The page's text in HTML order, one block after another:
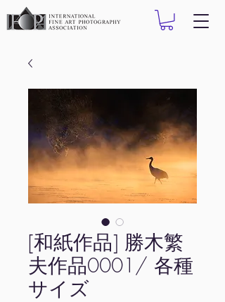
[和紙作品] 勝木繁
夫作品0001/ 各種
サイズ